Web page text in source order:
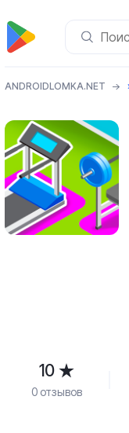
ANDROIDLOMKA.NET
10
0 отзывов